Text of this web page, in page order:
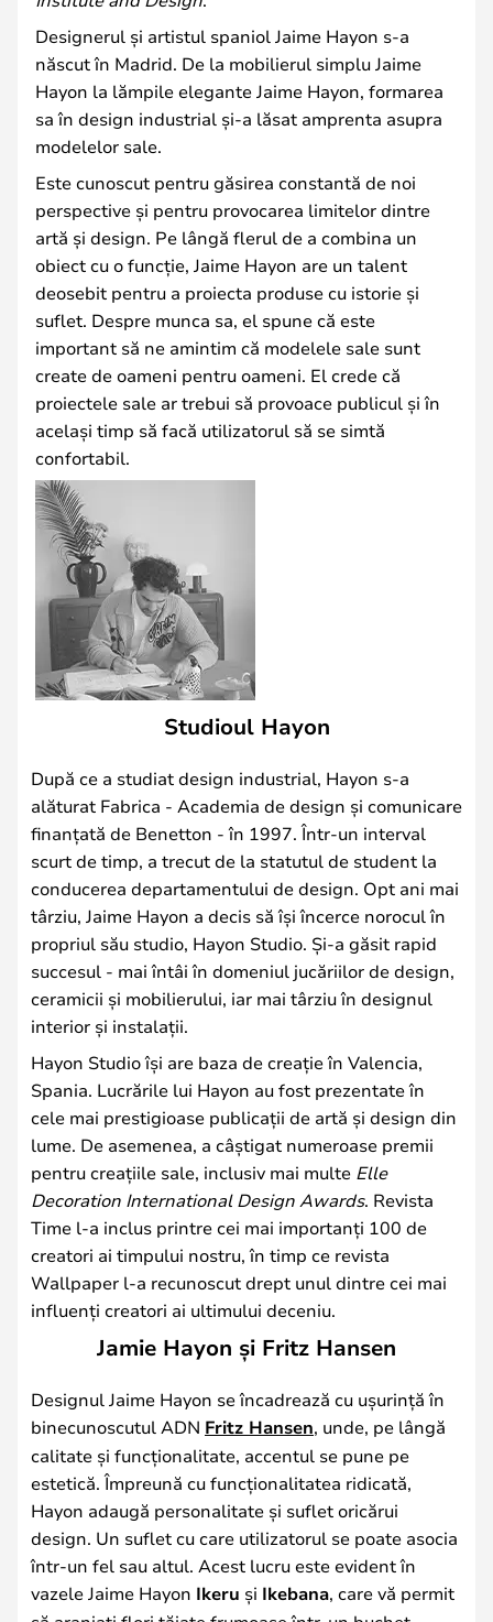
Designerul și artistul spaniol Jaime Hayon s-a
născut în Madrid. De la mobilierul simplu Jaime
Hayon la lămpile elegante Jaime Hayon, formarea
sa în design industrial și-a lăsat amprenta asupra
modelelor sale.
Este cunoscut pentru găsirea constantă de noi
perspective și pentru provocarea limitelor dintre
artă și design. Pe lângă flerul de a combina un
obiect cu o funcție, Jaime Hayon are un talent
deosebit pentru a proiecta produse cu istorie și
suflet. Despre munca sa, el spune că este
important să ne amintim că modelele sale sunt
create de oameni pentru oameni. El crede că
proiectele sale ar trebui să provoace publicul și în
același timp să facă utilizatorul să se simtă
confortabil.
Studioul Hayon
După ce a studiat design industrial, Hayon s-a
alăturat Fabrica - Academia de design și comunicare
finanțată de Benetton - în 1997. Într-un interval
scurt de timp, a trecut de la statutul de student la
conducerea departamentului de design. Opt ani mai
târziu, Jaime Hayon a decis să își încerce norocul în
propriul său studio, Hayon Studio. Și-a găsit rapid
succesul - mai întâi în domeniul jucăriilor de design,
ceramicii și mobilierului, iar mai târziu în designul
interior și instalații.
Hayon Studio își are baza de creație în Valencia,
Spania. Lucrările lui Hayon au fost prezentate în
cele mai prestigioase publicații de artă și design din
lume. De asemenea, a câștigat numeroase premii
pentru creațiile sale, inclusiv mai multe Elle
Decoration International Design Awards. Revista
Time l-a inclus printre cei mai importanți 100 de
creatori ai timpului nostru, în timp ce revista
Wallpaper l-a recunoscut drept unul dintre cei mai
influenți creatori ai ultimului deceniu.
Jamie Hayon și Fritz Hansen
Designul Jaime Hayon se încadrează cu ușurință în
binecunoscutul ADN Fritz Hansen, unde, pe lângă
calitate și funcționalitate, accentul se pune pe
estetică. Împreună cu funcționalitatea ridicată,
Hayon adaugă personalitate și suflet oricărui
design. Un suflet cu care utilizatorul se poate asocia
într-un fel sau altul. Acest lucru este evident în
vazele Jaime Hayon Ikeru și Ikebana, care vă permit